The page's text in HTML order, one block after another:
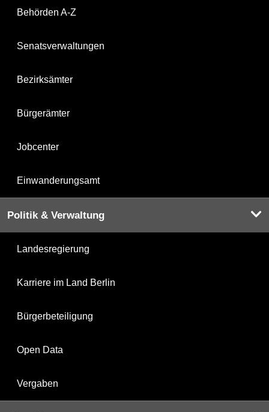
Behörden A-Z
Senatsverwaltungen
Bezirksämter
Bürgerämter
Jobcenter
Einwanderungsamt
Politik & Verwaltung
Landesregierung
Karriere im Land Berlin
Bürgerbeteiligung
Open Data
Vergaben